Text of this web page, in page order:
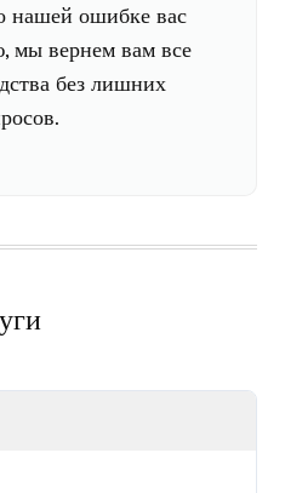
нашей ошибке вас
мы вернем вам все
без лишних